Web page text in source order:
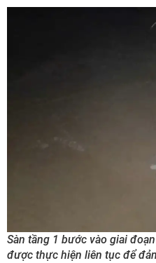
Sàn tầng 1 bước vào giai
được thực hiện liên tục để